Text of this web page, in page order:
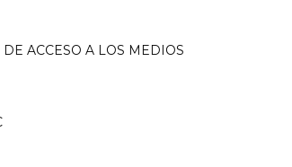
ACCESO A LOS MEDIOS